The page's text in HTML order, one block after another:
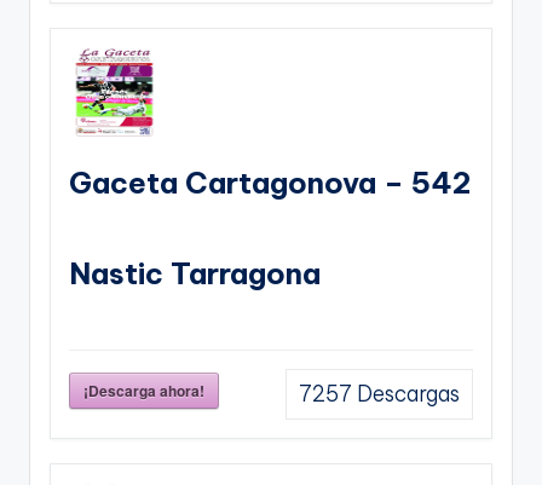
Gaceta Cartagonova – 542
Nastic Tarragona
¡Descarga ahora! 7257 Descargas